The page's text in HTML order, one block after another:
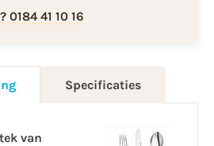
0184 41 10 16
Specificaties
van